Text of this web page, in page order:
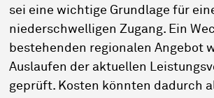
sei eine wichtige Grundlage für
niederschwelligen Zugang. Ein
bestehenden regionalen Angebot
Auslaufen der aktuellen
geprüft. Kosten könnten dadurch